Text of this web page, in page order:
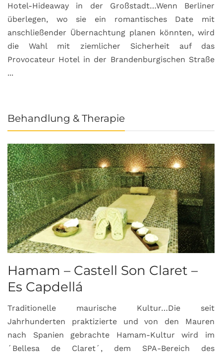
Hotel-Hideaway in der Großstadt…Wenn Berliner
überlegen, wo sie ein romantisches Date mit
anschließender Übernachtung planen könnten, wird
die Wahl mit ziemlicher Sicherheit auf das
Provocateur Hotel in der Brandenburgischen Straße
...
Behandlung & Therapie
Hamam – Castell Son Claret –
Es Capdellá
Traditionelle maurische Kultur…Die seit
Jahrhunderten praktizierte und von den Mauren
nach Spanien gebrachte Hamam-Kultur wird im
´Bellesa de Claret´, dem SPA-Bereich des